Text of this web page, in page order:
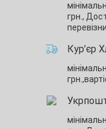
грн.,
Кур’єр
грн.,